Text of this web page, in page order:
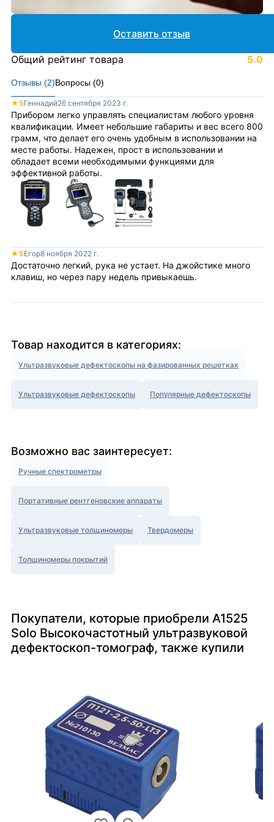
Отзывы (2)Вопросы (0)
★ 5Геннадий26 сентября 2023 г.
Прибором легко управлять специалистам любого уровня
квалификации. Имеет небольшие габариты и вес всего 800
грамм, что делает его очень удобным в использовании на
месте работы. Надежен, прост в использовании и
обладает всеми необходимыми функциями для
эффективной работы.
★ 5Егор8 ноября 2022 г.
Достаточно легкий, рука не устает. На джойстике много
клавиш, но через пару недель привыкаешь.
Оставить отзыв
Общий рейтинг товара 5.0
Товар находится в категориях:
Ультразвуковые дефектоскопы на фазированных решетках
Ультразвуковые дефектоскопы Популярные дефектоскопы
Возможно вас заинтересует:
Ручные спектрометры
Портативные рентгеновские аппараты
Ультразвуковые толщиномеры Твердомеры
Толщиномеры покрытий
Покупатели, которые приобрели А1525
Solo Высокочастотный ультразвуковой
дефектоскоп-томограф, также купили